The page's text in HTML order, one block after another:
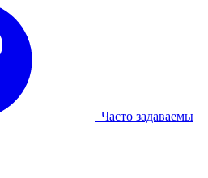
Часто задаваемы